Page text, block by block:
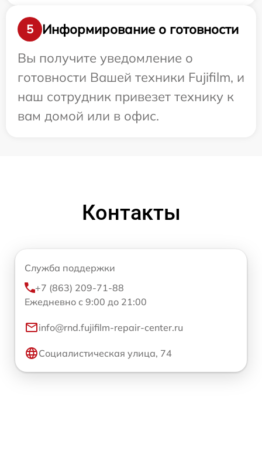
5
Информирование о готовности
Вы получите уведомление о
готовности Вашей техники Fujifilm, и
наш сотрудник привезет технику к
вам домой или в офис.
Контакты
Служба поддержки
+7 (863) 209-71-88
Ежедневно с 9:00 до 21:00
info@rnd.fujifilm-repair-center.ru
Социалистическая улица, 74